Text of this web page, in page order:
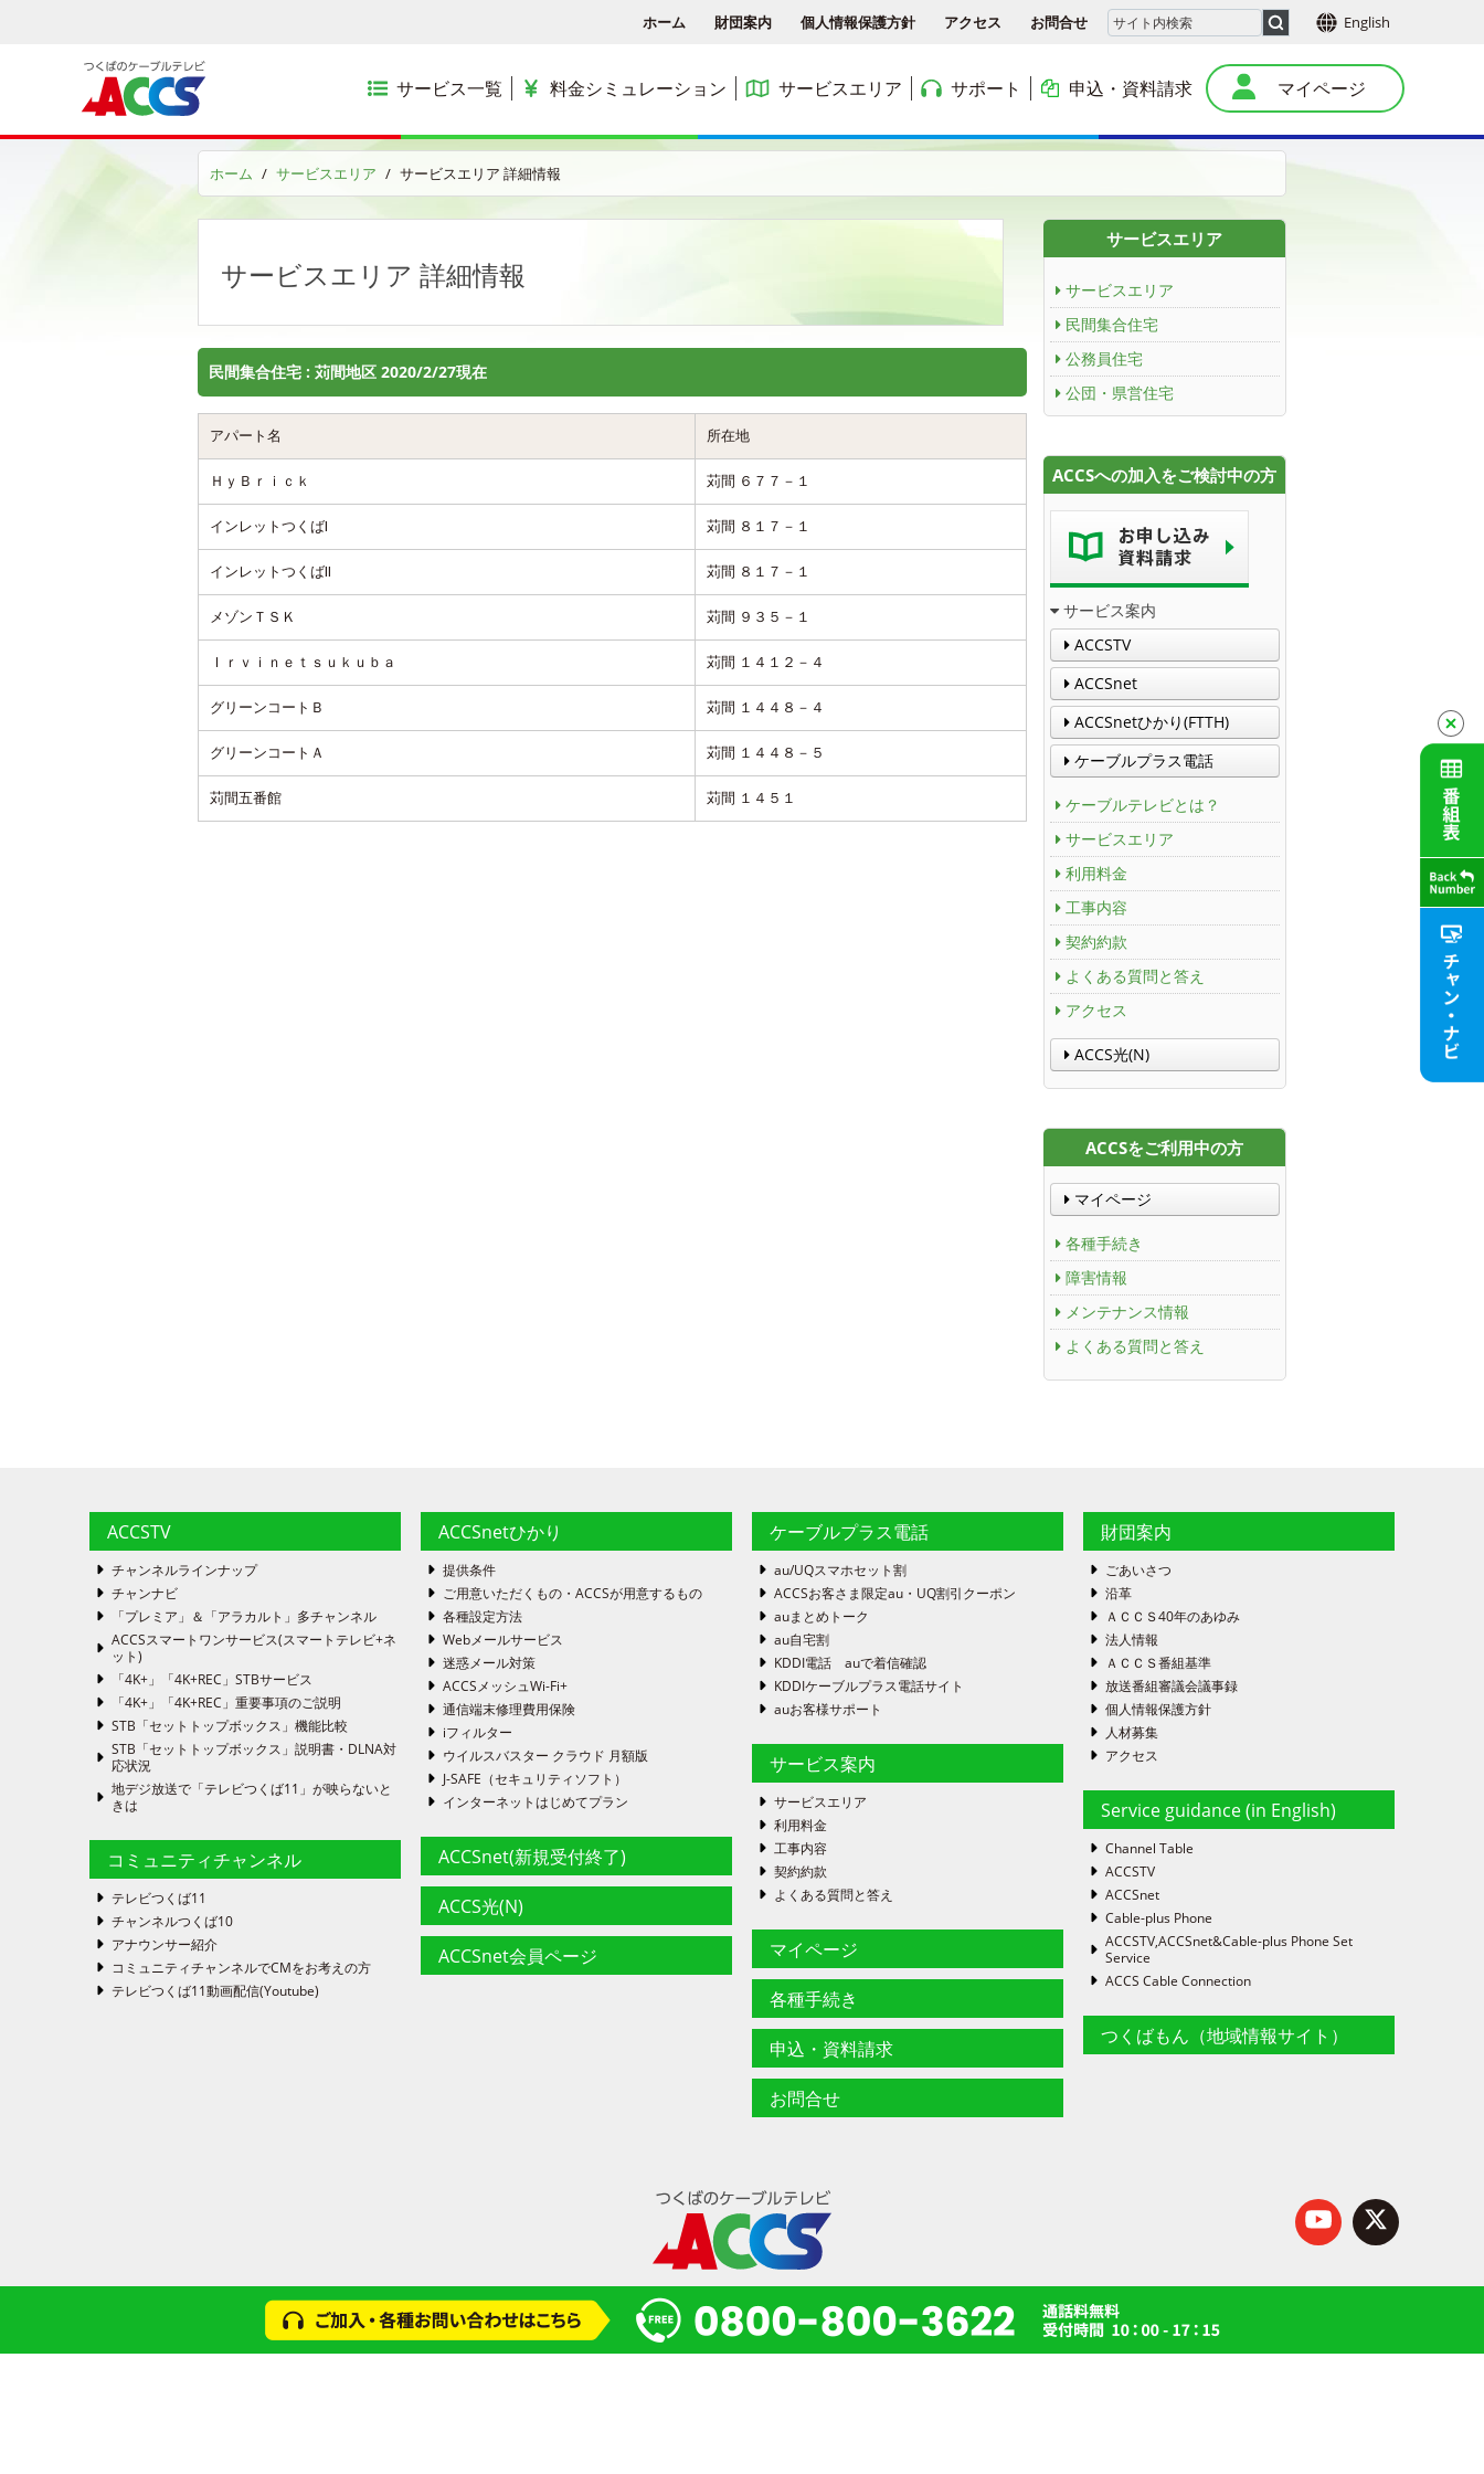
ホーム 財団案内 個人情報保護方針 アクセス お問合せ English
サービス一覧
コミュニティチャンネル
料金シミュレーション サービスエリア
公団・県営住宅
サポート
各種手続き
申込・資料請求 マイページ
ホーム サービスエリア サービスエリア 詳細情報
サービスエリア 詳細情報
民間集合住宅 : 苅間地区 2020/2/27現在
アパート名 所在地
ＨｙＢｒｉｃｋ 苅間 ６７７－１
インレットつくばⅠ 苅間 ８１７－１
インレットつくばⅡ 苅間 ８１７－１
メゾンＴＳＫ 苅間 ９３５－１
Ｉｒｖｉｎｅｔｓｕｋｕｂａ 苅間 １４１２－４
グリーンコートＢ 苅間 １４４８－４
グリーンコートＡ 苅間 １４４８－５
苅間五番館 苅間 １４５１
サービスエリア
サービスエリア
民間集合住宅
公務員住宅
公団・県営住宅
ACCSへの加入をご検討中の方
サービス案内
ACCSTV
ACCSnet
ACCSnetひかり(FTTH)
ケーブルプラス電話
ケーブルテレビとは？
サービスエリア
利用料金
工事内容
契約約款
よくある質問と答え
アクセス
ACCS光(N)
ACCSをご利用中の方
マイページ
各種手続き
障害情報
メンテナンス情報
よくある質問と答え
ACCSTV
チャンネルラインナップ
チャンナビ
「プレミア」＆「アラカルト」多チャンネル
ACCSスマートワンサービス(スマートテレビ+ネ
ット)
「4K+」「4K+REC」STBサービス
「4K+」「4K+REC」重要事項のご説明
STB「セットトップボックス」機能比較
STB「セットトップボックス」説明書・DLNA対
応状況
地デジ放送で「テレビつくば11」が映らないと
きは
コミュニティチャンネル
テレビつくば11
チャンネルつくば10
アナウンサー紹介
コミュニティチャンネルでCMをお考えの方
テレビつくば11動画配信(Youtube)
ACCSnetひかり
提供条件
ご用意いただくもの・ACCSが用意するもの
各種設定方法
Webメールサービス
迷惑メール対策
ACCSメッシュWi-Fi+
通信端末修理費用保険
iフィルター
ウイルスバスター クラウド 月額版
J-SAFE（セキュリティソフト）
インターネットはじめてプラン
ACCSnet(新規受付終了)
ACCS光(N)
ACCSnet会員ページ
ケーブルプラス電話
au/UQスマホセット割
ACCSお客さま限定au・UQ割引クーポン
auまとめトーク
au自宅割
KDDI電話 auで着信確認
KDDIケーブルプラス電話サイト
auお客様サポート
サービス案内
サービスエリア
利用料金
工事内容
契約約款
よくある質問と答え
マイページ
各種手続き
申込・資料請求
お問合せ
財団案内
ごあいさつ
沿革
ＡＣＣＳ40年のあゆみ
法人情報
ＡＣＣＳ番組基準
放送番組審議会議事録
個人情報保護方針
人材募集
アクセス
Service guidance (in English)
Channel Table
ACCSTV
ACCSnet
Cable-plus Phone
ACCSTV,ACCSnet&Cable-plus Phone Set
Service
ACCS Cable Connection
つくばもん（地域情報サイト）
© 2024 一般財団法人 研究学園都市コミュニティケーブルサービス(ACCS)